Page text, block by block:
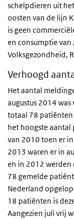
schelpdieren uit
oosten van de lijn
is geen
en consumptie van
Volksgezondheid,
Verhoogd
Het aantal
augustus 2014
totaal 78 patiënten
het hoogste aantal
van 2010 toen er
2013 waren er in
en in 2012 werden
78 gemelde
Nederland
18 patiënten is
Aangezien juli vrij